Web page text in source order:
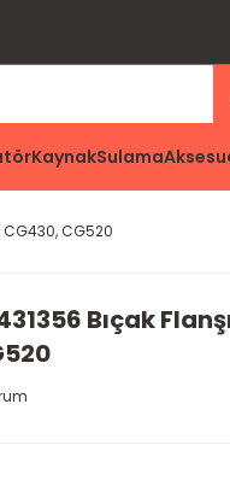
KaynakSulama
CG430, CG520
Bıçak